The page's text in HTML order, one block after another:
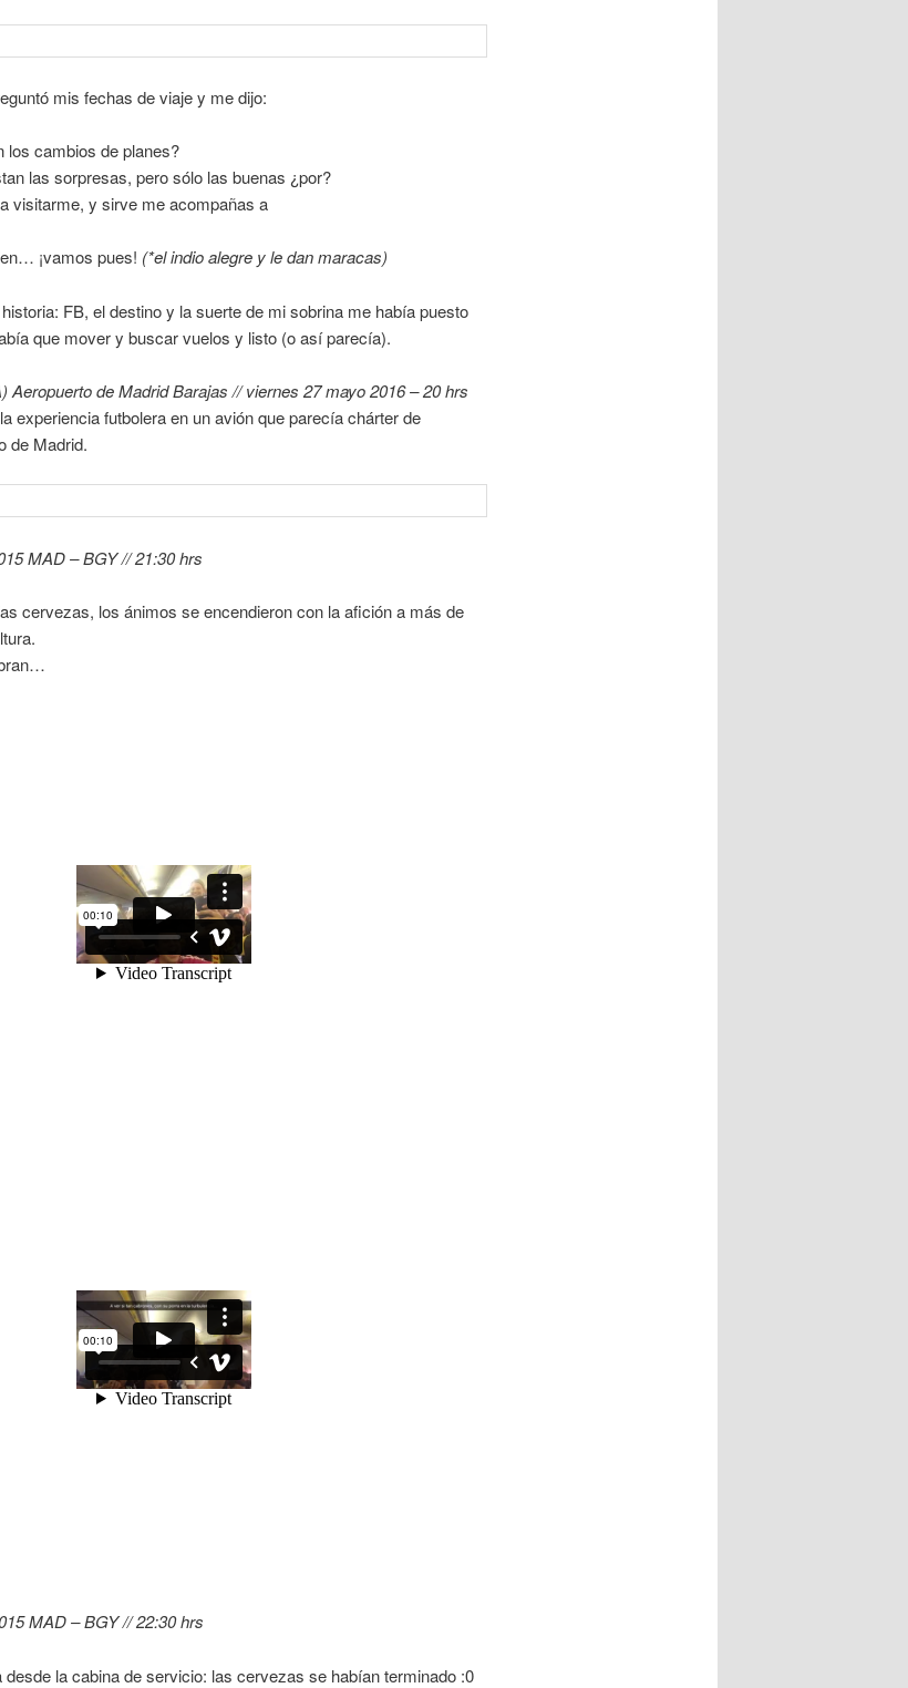
mis fechas de viaje y me dijo:
los cambios de planes?
las sorpresas, pero sólo las buenas ¿por?
visitarme, y sirve me acompañas a
¡vamos pues! (*el indio alegre y le dan maracas)
FB, el destino y la suerte de mi sobrina me había puesto
que mover y buscar vuelos y listo (o así parecía).
Aeropuerto de Madrid Barajas // viernes 27 mayo 2016 – 20 hrs
experiencia futbolera en un avión que parecía chárter de
de Madrid.
MAD – BGY // 21:30 hrs
cervezas, los ánimos se encendieron con la afición a más de
MAD – BGY // 22:30 hrs
desde la cabina de servicio: las cervezas se habían terminado :0